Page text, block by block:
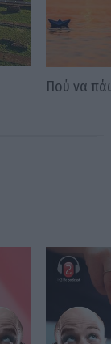
Πού να